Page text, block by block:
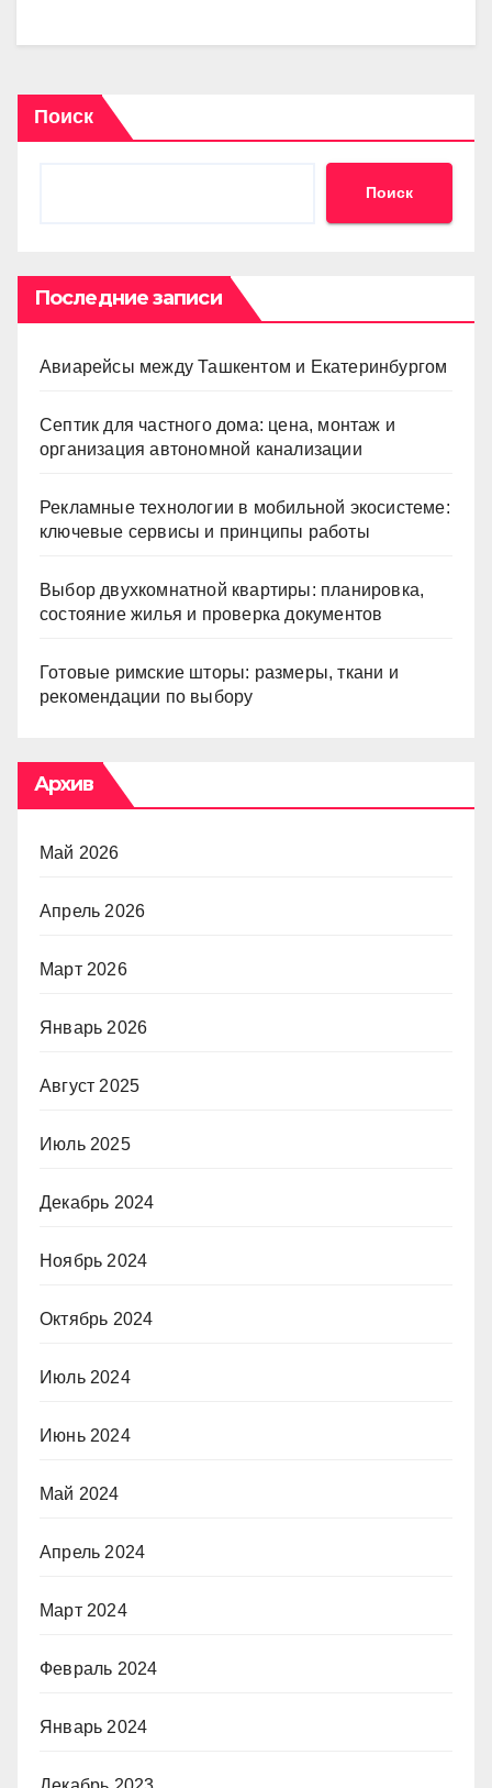
Поиск
Поиск
Последние записи
Авиарейсы между Ташкентом и Екатеринбургом
Септик для частного дома: цена, монтаж и
организация автономной канализации
Рекламные технологии в мобильной экосистеме:
ключевые сервисы и принципы работы
Выбор двухкомнатной квартиры: планировка,
состояние жилья и проверка документов
Готовые римские шторы: размеры, ткани и
рекомендации по выбору
Архив
Май 2026
Апрель 2026
Март 2026
Январь 2026
Август 2025
Июль 2025
Декабрь 2024
Ноябрь 2024
Октябрь 2024
Июль 2024
Июнь 2024
Май 2024
Апрель 2024
Март 2024
Февраль 2024
Январь 2024